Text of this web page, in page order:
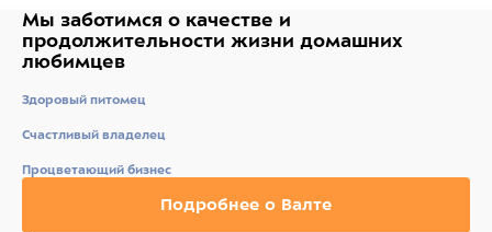
Мы заботимся о качестве и
продолжительности жизни домашних
любимцев
Здоровый питомец
Счастливый владелец
Процветающий бизнес
Подробнее о Валте